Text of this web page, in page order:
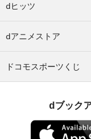
dヒッツ
dアニメストア
ドコモスポーツくじ
dブック